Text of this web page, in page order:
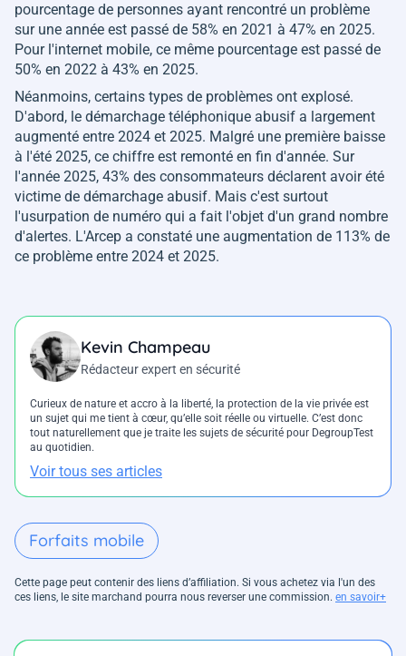
pourcentage de personnes ayant rencontré un problème
sur une année est passé de 58% en 2021 à 47% en 2025.
Pour l'internet mobile, ce même pourcentage est passé de
50% en 2022 à 43% en 2025.
Néanmoins, certains types de problèmes ont explosé.
D'abord, le démarchage téléphonique abusif a largement
augmenté entre 2024 et 2025. Malgré une première baisse
à l'été 2025, ce chiffre est remonté en fin d'année. Sur
l'année 2025, 43% des consommateurs déclarent avoir été
victime de démarchage abusif. Mais c'est surtout
l'usurpation de numéro qui a fait l'objet d'un grand nombre
d'alertes. L'Arcep a constaté une augmentation de 113% de
ce problème entre 2024 et 2025.
Kevin Champeau
Rédacteur expert en sécurité
Curieux de nature et accro à la liberté, la protection de la vie privée est
un sujet qui me tient à cœur, qu’elle soit réelle ou virtuelle. C’est donc
tout naturellement que je traite les sujets de sécurité pour DegroupTest
au quotidien.
Voir tous ses articles
Forfaits mobile
Cette page peut contenir des liens d’affiliation. Si vous achetez via l'un des
ces liens, le site marchand pourra nous reverser une commission. en savoir+